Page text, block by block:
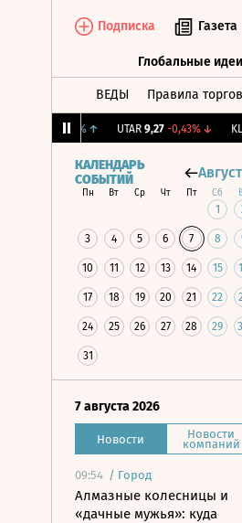
Подписка Газета
Глобальные идеи
ВЕДЫ Правила
↑ UTAR 9,27 -0,43%↓
КАЛЕНДАРЬ
СОБЫТИЙ
Август
Пн Вт Ср Чт Пт Сб
1
3 4 5 6 7 8
10 11 12 13 14 15
17 18 19 20 21 22
24 25 26 27 28 29
31
7 августа 2026
Новости Новости
компаний
09:54 / Город
Алмазные колесницы и
«дачные мужья»: куда